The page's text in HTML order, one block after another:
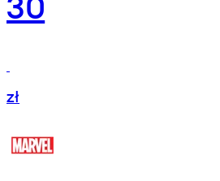
zł